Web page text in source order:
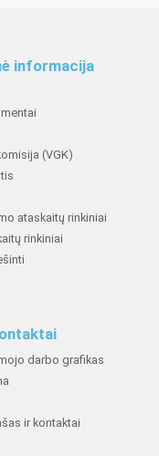
informacija
(VGK)
ataskaitų rinkiniai
rinkiniai
darbo grafikas
ir kontaktai